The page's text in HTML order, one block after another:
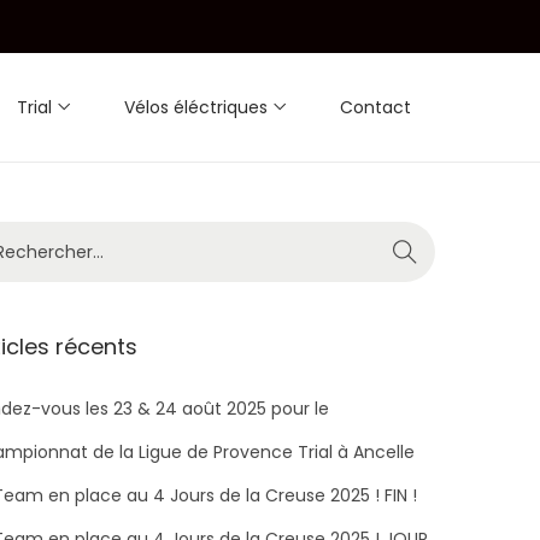
Trial Vélos éléctriques Contact
récents
vous les 23 & 24 août 2025 pour le
de la Ligue de Provence Trial à Ancelle
en place au 4 Jours de la Creuse 2025 ! FIN !